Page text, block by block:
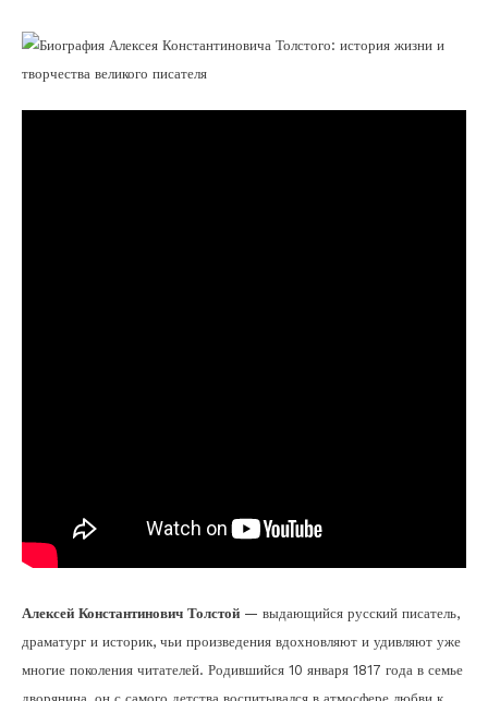
Алексей Константинович Толстой — выдающийся русский писатель,
драматург и историк, чьи произведения вдохновляют и удивляют уже
многие поколения читателей. Родившийся 10 января 1817 года в семье